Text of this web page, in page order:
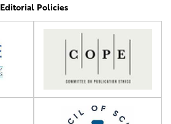
Editorial Policies